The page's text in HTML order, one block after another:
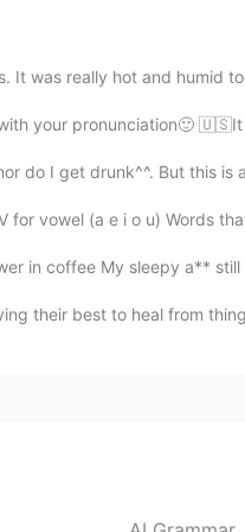
It was really hot and humid
your pronunciation🙂
do I get drunk^^. But this is
for vowel (a e i o u) Words
in coffee My sleepy a** still
their best to heal from